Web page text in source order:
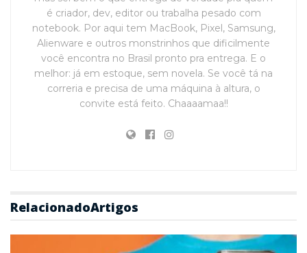
é criador, dev, editor ou trabalha pesado com
notebook. Por aqui tem MacBook, Pixel, Samsung,
Alienware e outros monstrinhos que dificilmente
você encontra no Brasil pronto pra entrega. E o
melhor: já em estoque, sem novela. Se você tá na
correria e precisa de uma máquina à altura, o
convite está feito. Chaaaamaa!!
RelacionadoArtigos